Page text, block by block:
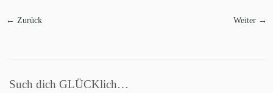
← Zurück Weiter →
Such dich GLÜCKlich…